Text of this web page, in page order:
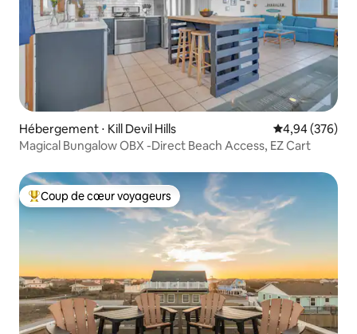
Hébergement ⋅ Kill Devil Hills Évaluation
4,94 (376)
Magical Bungalow OBX -Direct Beach Access, EZ Cart
Coups de cœur voyageurs les plus appréciés
Coup de cœur voyageurs